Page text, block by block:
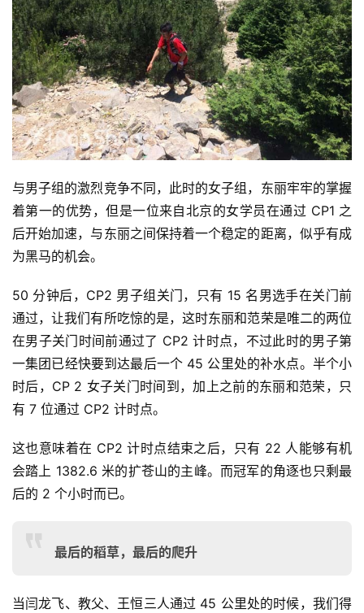
户
精
选
运
动
集
与男子组的激烈竞争不同，此时的女子组，东丽牢牢的掌握
着第一的优势，但是一位来自北京的女学员在通过 CP1 之
后开始加速，与东丽之间保持着一个稳定的距离，似乎有成
为黑马的机会。
50 分钟后，CP2 男子组关门，只有 15 名男选手在关门前
通过，让我们有所吃惊的是，这时东丽和范荣是唯二的两位
在男子关门时间前通过了 CP2 计时点，不过此时的男子第
一集团已经快要到达最后一个 45 公里处的补水点。半个小
时后，CP 2 女子关门时间到，加上之前的东丽和范荣，只
有 7 位通过 CP2 计时点。
这也意味着在 CP2 计时点结束之后，只有 22 人能够有机
会踏上 1382.6 米的扩苍山的主峰。而冠军的角逐也只剩最
后的 2 个小时而已。
最后的稻草，最后的爬升
当闫龙飞、教父、王恒三人通过 45 公里处的时候，我们得